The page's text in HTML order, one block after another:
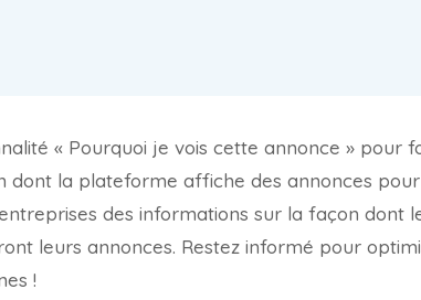
« Pourquoi je vois cette annonce » pour
dont la plateforme affiche des annonces
des informations sur la façon dont
leurs annonces. Restez informé pour
!